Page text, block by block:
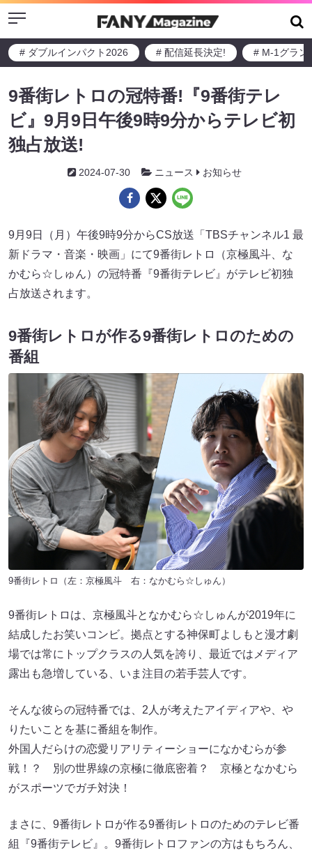
Menu
# ダブルインパクト2026 # 配信延長決定! # M-1グラン
9番街レトロの冠特番!『9番街テレ
ビ』9月9日午後9時9分からテレビ初
独占放送!
2024-07-30 ニュース お知らせ
9月9日（月）午後9時9分からCS放送「TBSチャンネル1 最
新ドラマ・音楽・映画」にて9番街レトロ（京極風斗、な
かむら☆しゅん）の冠特番『9番街テレビ』がテレビ初独
占放送されます。
9番街レトロが作る9番街レトロのための
番組
9番街レトロ（左：京極風斗 右：なかむら☆しゅん）
9番街レトロは、京極風斗となかむら☆しゅんが2019年に
結成したお笑いコンビ。拠点とする神保町よしもと漫才劇
場では常にトップクラスの人気を誇り、最近ではメディア
露出も急増している、いま注目の若手芸人です。
そんな彼らの冠特番では、2人が考えたアイディアや、や
りたいことを基に番組を制作。
外国人だらけの恋愛リアリティーショーになかむらが参
戦！？ 別の世界線の京極に徹底密着？ 京極となかむら
がスポーツでガチ対決！
まさに、9番街レトロが作る9番街レトロのためのテレビ番
組『9番街テレビ』。9番街レトロファンの方はもちろん、